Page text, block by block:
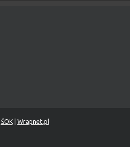
ŚOK| Wrapnet.pl